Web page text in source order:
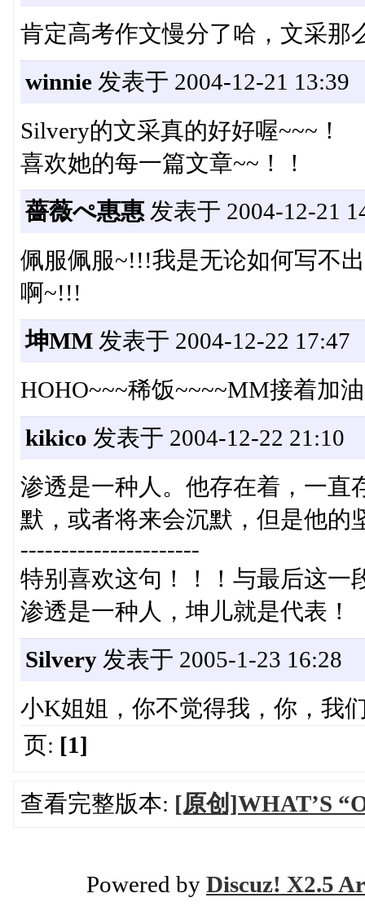
肯定高考作文慢分了哈，文采那
winnie发表于 2004-12-21 13:39
Silvery的文采真的好好喔~~~！
喜欢她的每一篇文章~~！！
薔薇ぺ惠惠发表于 2004-12-21
佩服佩服~!!!我是无论如何写不
啊~!!!
坤MM发表于 2004-12-22 17:47
HOHO~~~稀饭~~~~MM接着加油
kikico 发表于 2004-12-22 21:10
渗透是一种人。他存在着，一直
默，或者将来会沉默，但是他的
----------------------
特别喜欢这句！！！与最后这一
渗透是一种人，坤儿就是代表！
Silvery发表于 2005-1-23 16:28
小K姐姐，你不觉得我，你，我
页: [1]
查看完整版本: [原创]WHAT’S
Powered by Discuz! X2.5